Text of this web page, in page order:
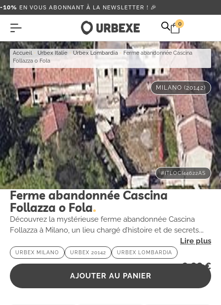
-10% EN VOUS ABONNANT À LA NEWSLETTER ! 🎉
0
Accueil - Urbex Italie - Urbex Lombardia - Ferme abandonnée Cascina
Follazza o Fola
MILANO (20142)
#ITLOCI44622AS
Ferme abandonnée Cascina
Follazza o Fola
Découvrez la mystérieuse ferme abandonnée Cascina
Follazza à Milano, un lieu chargé d’histoire et de secrets.
Parfait pour les amateurs d’urbex en quête d’aventures
insolites !
URBEX MILANO URBEX 20142 URBEX LOMBARDIA
2,99€
AJOUTER AU PANIER